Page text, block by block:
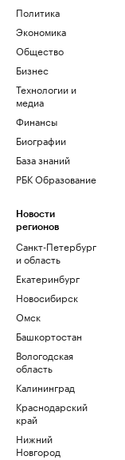
Политика
Экономика
Общество
Бизнес
Технологии и
медиа
Финансы
Биографии
База знаний
РБК Образование
Новости
регионов
Санкт-Петербург
и область
Екатеринбург
Новосибирск
Омск
Башкортостан
Вологодская
область
Калининград
Краснодарский
край
Нижний
Новгород